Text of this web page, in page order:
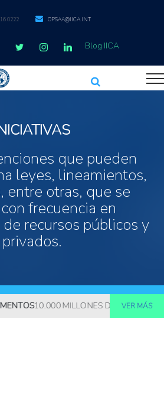
0222 OPSAA@IICA.INT
Blog IICA
que pueden
leyes, lineamientos,
entre otras, que se
frecuencia en
recursos públicos y
privados.
10.000 MILLONES DE PERSONAS
VER MÁS